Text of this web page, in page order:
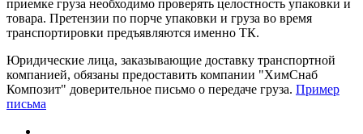
приемке груза необходимо проверять целостность упаковки и
товара. Претензии по порче упаковки и груза во время
транспортировки предъявляются именно ТК.
Юридические лица, заказывающие доставку транспортной
компанией, обязаны предоставить компании "ХимСнаб
Композит" доверительное письмо о передаче груза. Пример
письма